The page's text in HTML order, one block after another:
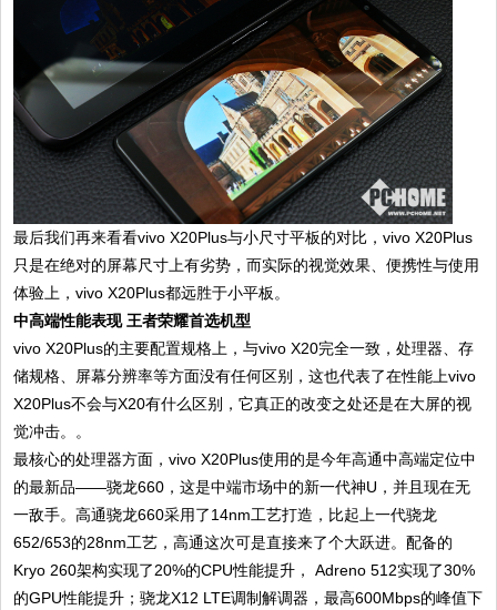
最后我们再来看看vivo X20Plus与小尺寸平板的对比，vivo X20Plus
只是在绝对的屏幕尺寸上有劣势，而实际的视觉效果、便携性与使用
体验上，vivo X20Plus都远胜于小平板。
中高端性能表现 王者荣耀首选机型
vivo X20Plus的主要配置规格上，与vivo X20完全一致，处理器、存
储规格、屏幕分辨率等方面没有任何区别，这也代表了在性能上vivo
X20Plus不会与X20有什么区别，它真正的改变之处还是在大屏的视
觉冲击。。
最核心的处理器方面，vivo X20Plus使用的是今年高通中高端定位中
的最新品——骁龙660，这是中端市场中的新一代神U，并且现在无
一敌手。高通骁龙660采用了14nm工艺打造，比起上一代骁龙
652/653的28nm工艺，高通这次可是直接来了个大跃进。配备的
Kryo 260架构实现了20%的CPU性能提升， Adreno 512实现了30%
的GPU性能提升；骁龙X12 LTE调制解调器，最高600Mbps的峰值下